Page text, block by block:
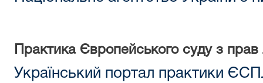
Практика Європейського суду з
Український портал практики